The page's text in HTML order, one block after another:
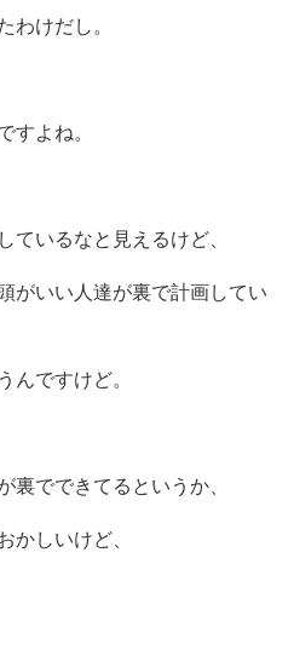
わけだし。
すよね。
ているなと見えるけど、
がいい人達が裏で計画してい
んですけど。
裏でできてるというか、
かしいけど、